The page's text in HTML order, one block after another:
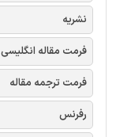
نشریه
فرمت مقاله انگلیسی
فرمت ترجمه مقاله
رفرنس